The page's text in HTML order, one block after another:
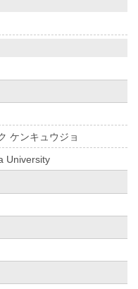
ケンキュウジョ
University